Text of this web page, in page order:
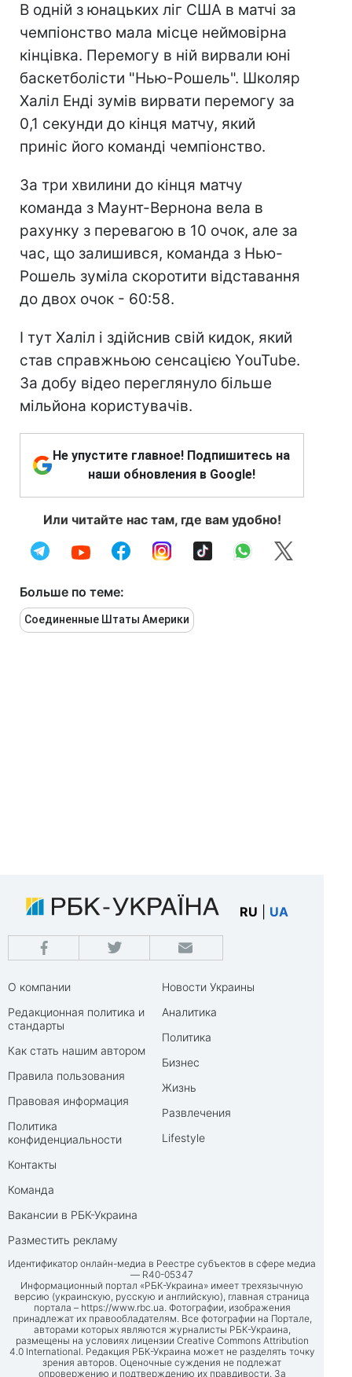
В одній з юнацьких ліг США в матчі за
чемпіонство мала місце неймовірна
кінцівка. Перемогу в ній вирвали юні
баскетболісти "Нью-Рошель". Школяр
Халіл Енді зумів вирвати перемогу за
0,1 секунди до кінця матчу, який
приніс його команді чемпіонство.
За три хвилини до кінця матчу
команда з Маунт-Вернона вела в
рахунку з перевагою в 10 очок, але за
час, що залишився, команда з Нью-
Рошель зуміла скоротити відставання
до двох очок - 60:58.
І тут Халіл і здійснив свій кидок, який
став справжньою сенсацією YouTube.
За добу відео переглянуло більше
мільйона користувачів.
Не упустите главное! Подпишитесь на
наши обновления в Google!
Или читайте нас там, где вам удобно!
Больше по теме:
Соединенные Штаты Америки
RU UA
О компании
Редакционная политика и
стандарты
Как стать нашим автором
Правила пользования
Правовая информация
Политика
конфиденциальности
Контакты
Команда
Вакансии в РБК-Украина
Разместить рекламу
Новости Украины
Аналитика
Политика
Бизнес
Жизнь
Развлечения
Lifestyle
Идентификатор онлайн-медиа в Реестре субъектов в сфере медиа
— R40-05347
Информационный портал «РБК-Украина» имеет трехязычную
версию (украинскую, русскую и английскую), главная страница
портала – https://www.rbc.ua. Фотографии, изображения
принадлежат их правообладателям. Все фотографии на Портале,
авторами которых являются журналисты РБК-Украина,
размещены на условиях лицензии Creative Commons Attribution
4.0 International. Редакция РБК-Украина может не разделять точку
зрения авторов. Оценочные суждения не подлежат
опровержению и подтверждению их правдивости. За